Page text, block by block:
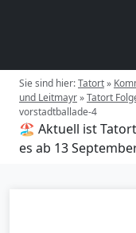
Sie sind hier:Tatort»
und Leitmayr»Tatort
vorstadtballade-4
🏖️ Aktuell ist
es ab 13